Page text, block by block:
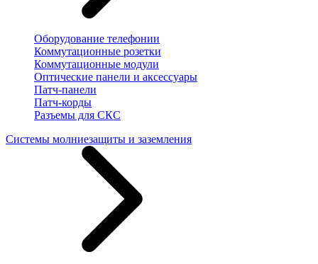
Оборудование телефонии
Коммутационные розетки
Коммутационные модули
Оптические панели и аксессуары
Патч-панели
Патч-корды
Разъемы для СКС
Системы молниезащиты и заземления